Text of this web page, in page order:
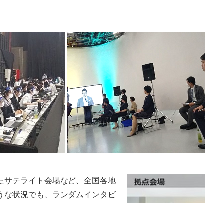
サテライト会場など、全国各地
な状況でも、ランダムインタビ